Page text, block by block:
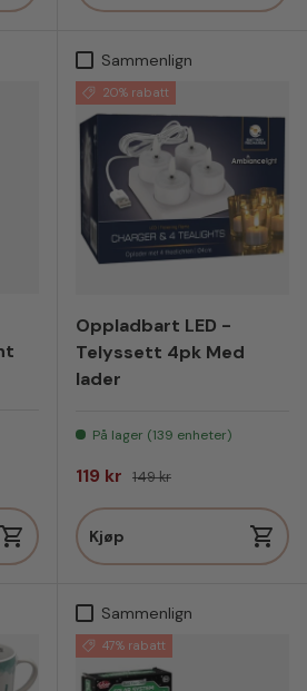
Sammenlign
20% rabatt
Oppladbart LED -
Telyssett 4pk Med
lader
På lager (139 enheter)
Salgspris
119 kr Vanlig pris
149 kr
Kjøp
Sammenlign
47% rabatt